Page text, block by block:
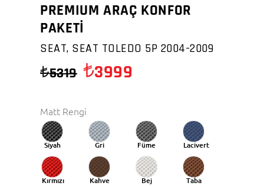
PREMIUM ARAÇ KONFOR
PAKETİ
SEAT, SEAT TOLEDO 5P 2004-2009
5319 3999
Matt Rengi
Siyah Gri Füme Lacivert
Kırmızı Kahve Bej Taba